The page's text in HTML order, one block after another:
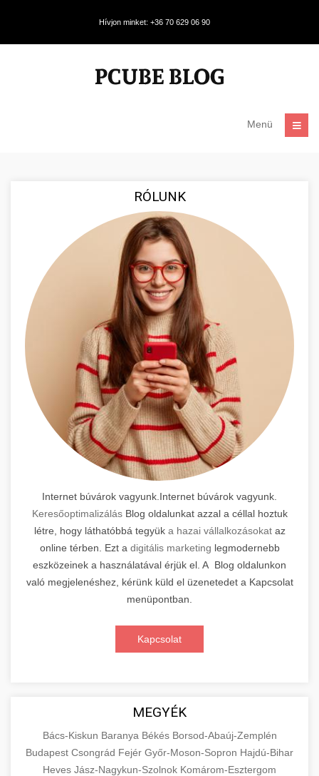
Hívjon minket: +36 70 629 06 90
Menü
RÓLUNK
Internet búvárok vagyunk.Internet búvárok vagyunk.
KeresőoptimalizálásBlog oldalunkat azzal a céllal hoztuk
létre, hogy láthatóbbá tegyük a hazai vállalkozásokataz
online térben. Ezt a digitális marketing legmodernebb
eszközeinek a használatával érjük el. A Blog oldalunkon
való megjelenéshez, kérünk küld el üzenetedet a Kapcsolat
menüpontban.
Kapcsolat
MEGYÉK
Bács-Kiskun Baranya Békés Borsod-Abaúj-Zemplén
Budapest Csongrád Fejér Győr-Moson-Sopron Hajdú-Bihar
Heves Jász-Nagykun-Szolnok Komárom-Esztergom